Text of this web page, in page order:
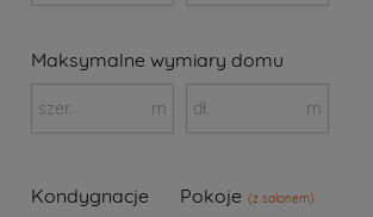
Maksymalne wymiary domu
szer. m dł. m
Kondygnacje Pokoje (z salonem)